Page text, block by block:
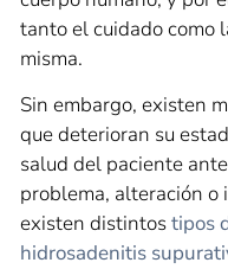
tanto el cuidado como
misma.
Sin embargo, existen
que deterioran su
salud del paciente
problema, alteración o
existen distintostipos
hidrosadenitis